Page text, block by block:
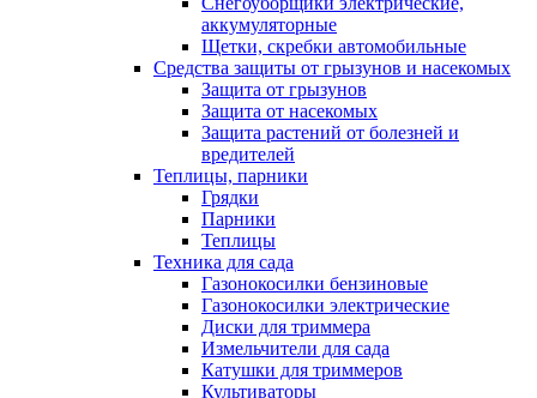
аккумуляторные
Щетки, скребки автомобильные
Средства защиты от грызунов и насекомых
Защита от грызунов
Защита от насекомых
Защита растений от болезней и
вредителей
Теплицы, парники
Грядки
Парники
Теплицы
Техника для сада
Газонокосилки бензиновые
Газонокосилки электрические
Диски для триммера
Измельчители для сада
Катушки для триммеров
Культиваторы